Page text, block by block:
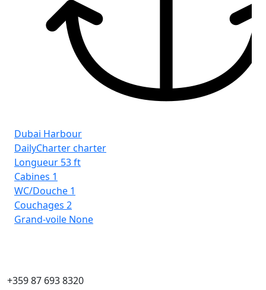
Dubai Harbour
DailyCharter charter
Longueur 53 ft
Cabines 1
WC/Douche 1
Couchages 2
Grand-voile None
+359 87 693 8320